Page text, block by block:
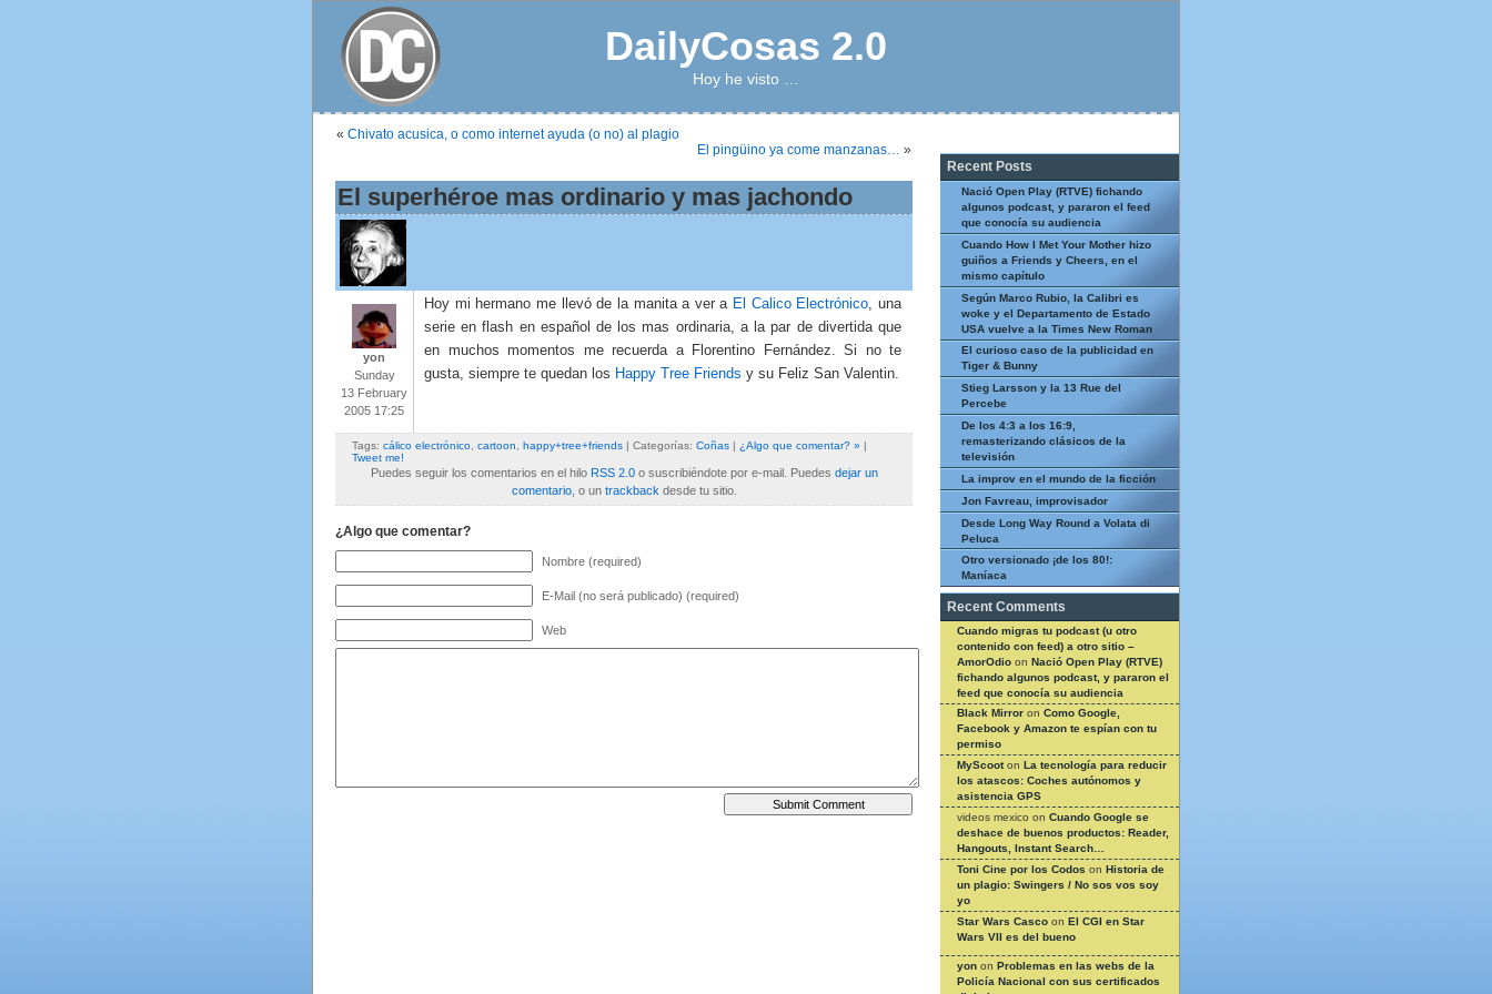
DailyCosas 2.0
Hoy he visto …
« Chivato acusica, o como internet ayuda (o no) al plagio
El pingüino ya come manzanas… »
El superhéroe mas ordinario y mas jachondo
yon
Sunday
13 February
2005 17:25
Hoy mi hermano me llevó de la manita a ver a El Calico Electrónico , una
serie en flash en español de los mas ordinaria, a la par de divertida que
en muchos momentos me recuerda a Florentino Fernández. Si no te
gusta, siempre te quedan los Happy Tree Friends y su Feliz San Valentin.
Tags: cálico electrónico, cartoon, happy+tree+friends | Categorías: Coñas | ¿Algo que comentar? » |
Tweet me!
Puedes seguir los comentarios en el hilo RSS 2.0o suscribiéndote por e-mail. Puedes dejar un
comentario, o un trackback desde tu sitio.
¿Algo que comentar?
Nombre (required)
E-Mail (no será publicado) (required)
Web
Recent Posts
Nació Open Play (RTVE) fichando
algunos podcast, y pararon el feed
que conocía su audiencia
Cuando How I Met Your Mother hizo
guiños a Friends y Cheers, en el
mismo capítulo
Según Marco Rubio, la Calibri es
woke y el Departamento de Estado
USA vuelve a la Times New Roman
El curioso caso de la publicidad en
Tiger & Bunny
Stieg Larsson y la 13 Rue del
Percebe
De los 4:3 a los 16:9,
remasterizando clásicos de la
televisión
La improv en el mundo de la ficción
Jon Favreau, improvisador
Desde Long Way Round a Volata di
Peluca
Otro versionado ¡de los 80!:
Maníaca
Recent Comments
Cuando migras tu podcast (u otro
contenido con feed) a otro sitio –
AmorOdio on Nació Open Play (RTVE)
fichando algunos podcast, y pararon el
feed que conocía su audiencia
Black Mirror on Como Google,
Facebook y Amazon te espían con tu
permiso
MyScooton La tecnología para reducir
los atascos: Coches autónomos y
asistencia GPS
videos mexico on Cuando Google se
deshace de buenos productos: Reader,
Hangouts, Instant Search…
Toni Cine por los Codos on Historia de
un plagio: Swingers / No sos vos soy
yo
Star Wars Casco on El CGI en Star
Wars VII es del bueno
yon on Problemas en las webs de la
Policía Nacional con sus certificados